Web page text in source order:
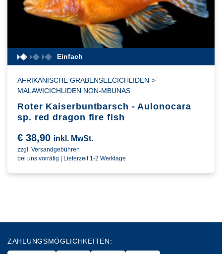
Einfach
AFRIKANISCHE GRABENSEECICHLIDEN >
MALAWICICHLIDEN NON-MBUNAS
Roter Kaiserbuntbarsch - Aulonocara
sp. red dragon fire fish
€ 38,90 inkl. MwSt.
zzgl. Versandgebühren
bei uns vorrätig | Lieferzeit 1-2 Werktage
ZAHLUNGSMÖGLICHKEITEN: